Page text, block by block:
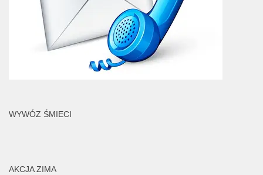
WYWÓZ ŚMIECI
AKCJA ZIMA